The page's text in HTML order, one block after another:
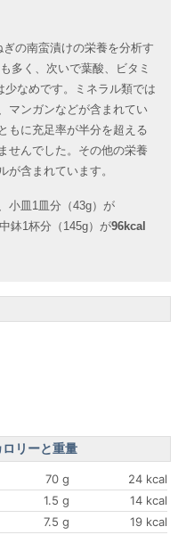
の南蛮漬けの栄養を分析す
多く、次いで葉酸、ビタミ
少なめです。ミネラル類では
マンガンなどが含まれてい
もに充足率が半分を超える
せんでした。その他の栄養
が含まれています。
小皿1皿分（43g）が
鉢1杯分（145g）が96kcal
リーと重量
70 g
24 kcal
1.5 g
14 kcal
7.5 g 19 kcal